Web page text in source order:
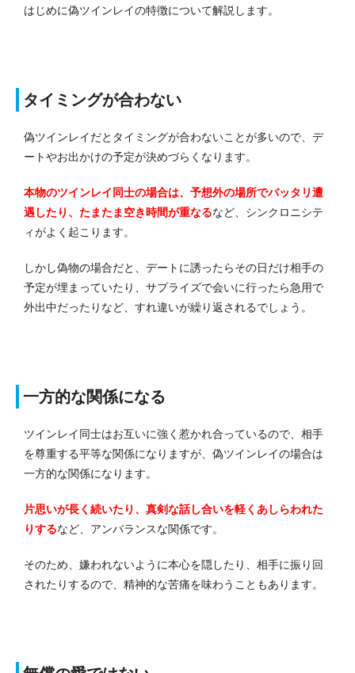
はじめに偽ツインレイの特徴について解説します。
タイミングが合わない
偽ツインレイだとタイミングが合わないことが多いので、デ
ートやお出かけの予定が決めづらくなります。
本物のツインレイ同士の場合は、予想外の場所でバッタリ遭
遇したり、たまたま空き時間が重なるなど、シンクロニシテ
ィがよく起こります。
しかし偽物の場合だと、デートに誘ったらその日だけ相手の
予定が埋まっていたり、サプライズで会いに行ったら急用で
外出中だったりなど、すれ違いが繰り返されるでしょう。
一方的な関係になる
ツインレイ同士はお互いに強く惹かれ合っているので、相手
を尊重する平等な関係になりますが、偽ツインレイの場合は
一方的な関係になります。
片思いが長く続いたり、真剣な話し合いを軽くあしらわれた
りするなど、アンバランスな関係です。
そのため、嫌われないように本心を隠したり、相手に振り回
されたりするので、精神的な苦痛を味わうこともあります。